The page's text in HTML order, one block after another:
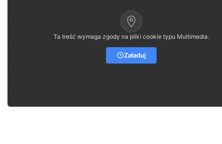
Ta treść wymaga zgody na pliki cookie typu Multimedia.
Załaduj